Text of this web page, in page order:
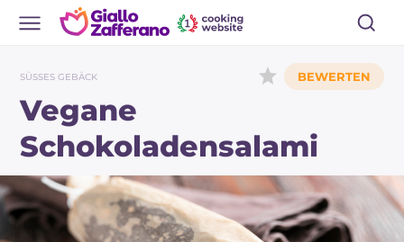
SÜSSES GEBÄCK
Vegane
Schokoladensalami